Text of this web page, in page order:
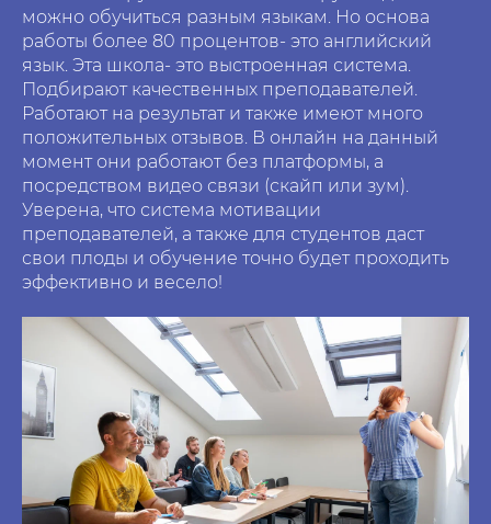
можно обучиться разным языкам. Но основа
работы более 80 процентов- это английский
язык. Эта школа- это выстроенная система.
Подбирают качественных преподавателей.
Работают на результат и также имеют много
положительных отзывов. В онлайн на данный
момент они работают без платформы, а
посредством видео связи (скайп или зум).
Уверена, что система мотивации
преподавателей, а также для студентов даст
свои плоды и обучение точно будет проходить
эффективно и весело!